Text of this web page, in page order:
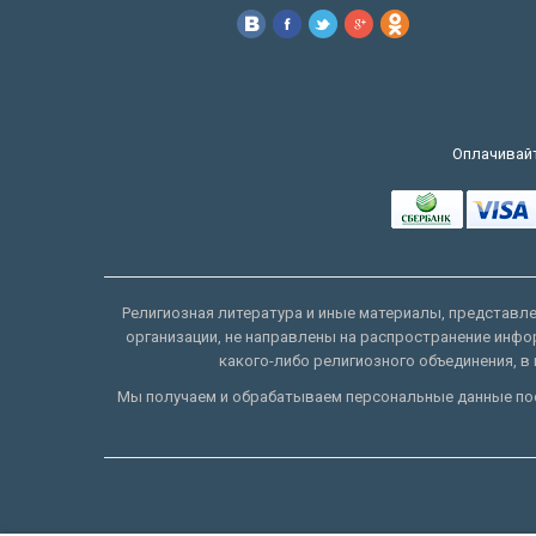
Религиозная литература и иные материалы,
организации, не направлены на распространение
какого-либо религиозного объединения,
Мы получаем и обрабатываем персональные данные